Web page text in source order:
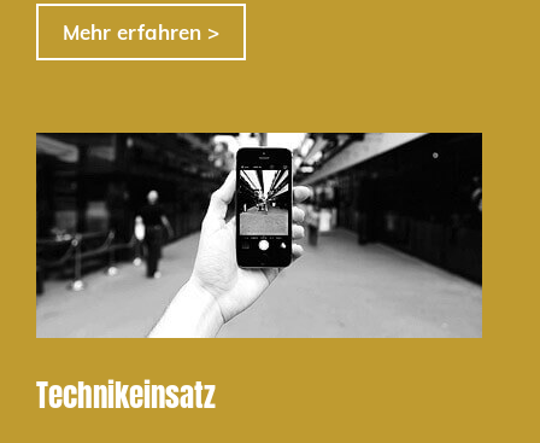
Mehr erfahren >
Technikeinsatz